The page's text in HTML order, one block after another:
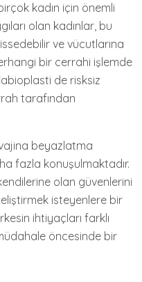
kadın için önemli
olan kadınlar, bu
ve vücutlarına
bir cerrahi işlemde
de risksiz
tarafından
beyazlatma
fazla konuşulmaktadır.
olan güvenlerini
isteyenlere bir
ihtiyaçları farklı
öncesinde bir